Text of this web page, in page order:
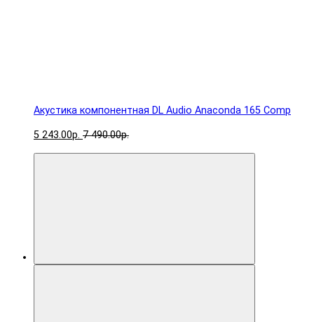
Акустика компонентная DL Audio Anaconda 165 Comp
5 243.00р. 7 490.00р.